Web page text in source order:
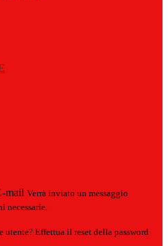
mail Verrà inviato un messaggio
necessarie.
utente? Effettua il reset della password